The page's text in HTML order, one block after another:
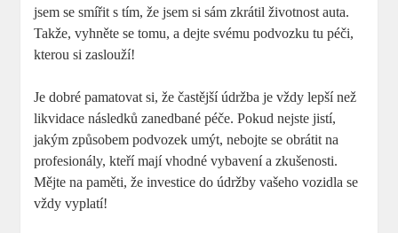
jsem se smířit s tím, že jsem si sám zkrátil životnost auta.
Takže, vyhněte se tomu, a dejte svému podvozku tu péči,
kterou si zaslouží!
Je dobré pamatovat si, že častější údržba je vždy lepší než
likvidace následků zanedbané péče. Pokud nejste jistí,
jakým způsobem podvozek umýt, nebojte se obrátit na
profesionály, kteří mají vhodné vybavení a zkušenosti.
Mějte na paměti, že investice do údržby vašeho vozidla se
vždy vyplatí!